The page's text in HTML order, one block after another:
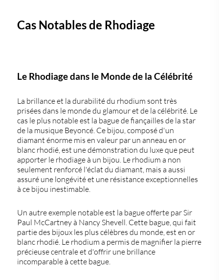
Cas Notables de Rhodiage
Le Rhodiage dans le Monde de la Célébrité
La brillance et la durabilité du rhodium sont très
prisées dans le monde du glamour et de la célébrité. Le
cas le plus notable est la bague de fiançailles de la star
de la musique Beyoncé. Ce bijou, composé d'un
diamant énorme mis en valeur par un anneau en or
blanc rhodié, est une démonstration du luxe que peut
apporter le rhodiage à un bijou. Le rhodium a non
seulement renforcé l'éclat du diamant, mais a aussi
assuré une longévité et une résistance exceptionnelles
à ce bijou inestimable.
Un autre exemple notable est la bague offerte parSir
Paul McCartneyà Nancy Shevell. Cette bague, qui fait
partie des bijoux les plus célèbres du monde, est en or
blanc rhodié. Le rhodium a permis de magnifier la pierre
précieuse centrale et d'offrir une brillance
incomparable à cette bague.